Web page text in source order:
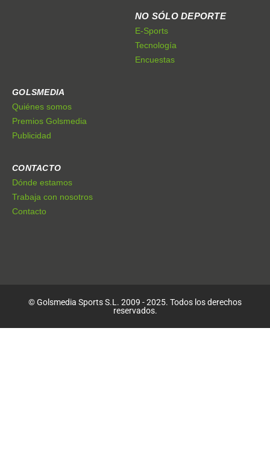
NO SÓLO DEPORTE
E-Sports
Tecnología
Encuestas
GOLSMEDIA
Quiénes somos
Premios Golsmedia
Publicidad
CONTACTO
Dónde estamos
Trabaja con nosotros
Contacto
© Golsmedia Sports S.L. 2009 - 2025. Todos los derechos
reservados.